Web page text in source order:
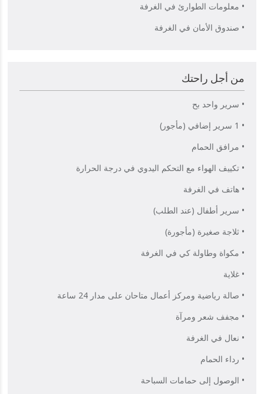
• معلومات الطوارئ في الغرفة
• صندوق الأمان في الغرفة
من أجل راحتك
• سرير واحد بح
• 1 سرير إضافي (مأجور)
• مرافق الحمام
• تكييف الهواء مع التحكم اليدوي في درجة الحرارة
• هاتف في الغرفة
• سرير أطفال (عند الطلب)
• ثلاجة صغيرة (مأجورة)
• مكواة وطاولة كي في الغرفة
• غلاية
• صالة رياضية ومركز أعمال متاحان على مدار 24 ساعة
• مجفف شعر ومرآة
• نعال في الغرفة
• رداء الحمام
• الوصول إلى حمامات السباحة